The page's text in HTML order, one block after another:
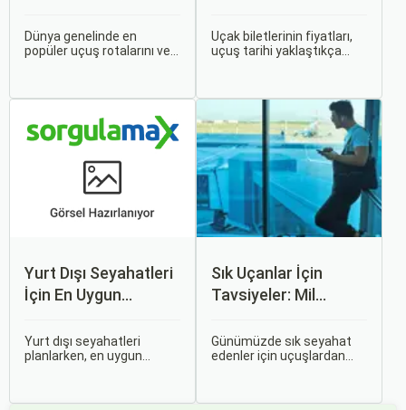
Dünya genelinde en
popüler uçuş rotalarını ve
popüler rotalar, çeşitli
faktörlere bağlı olarak
değişebilir; bunlar arasında
ekonomik durumlar, turizm
trendleri ve uluslararası
ilişkiler bulunmaktadır.
Uçak biletlerinin fiyatları,
uçuş tarihi yaklaştıkça
tasarruf etmenin en etkili
yollarından biridir.
Yurt Dışı Seyahatleri
İçin En Uygun
Yurt dışı seyahatleri
planlarken, en uygun
Sık Uçanlar İçin
Tavsiyeler: Mil
Günümüzde sık seyahat
edenler için uçuşlardan